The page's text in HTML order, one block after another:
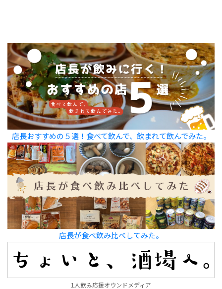
店長おすすめの５選！食べて飲んで、飲まれて飲んでみた。
店長が食べ飲み比べしてみた。
1人飲み応援オウンドメディア